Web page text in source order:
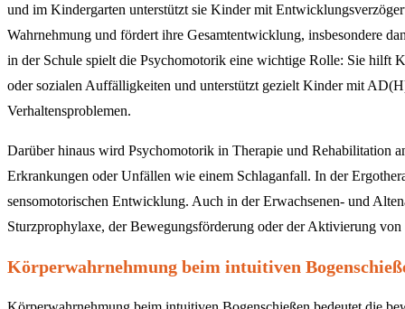
und im Kindergarten unterstützt sie Kinder mit
Wahrnehmung und fördert ihre Gesamtentwicklung, insbesondere
in der Schule spielt die Psychomotorik eine wichtige Rolle: Sie hilft
oder sozialen Auffälligkeiten und unterstützt gezielt Kinder mit
Verhaltensproblemen.
Darüber hinaus wird Psychomotorik in Therapie und Rehabilitation
Erkrankungen oder Unfällen wie einem Schlaganfall. In der
sensomotorischen Entwicklung. Auch in der Erwachsenen- und
Sturzprophylaxe, der Bewegungsförderung oder der Aktivierung
Körperwahrnehmung beim intuitiven